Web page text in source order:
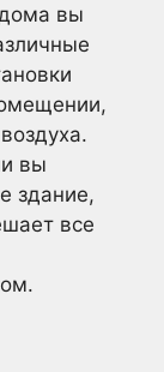
вы
вы
здание,
все